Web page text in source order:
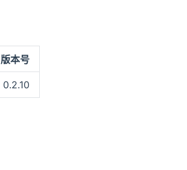
版本号
0.2.10